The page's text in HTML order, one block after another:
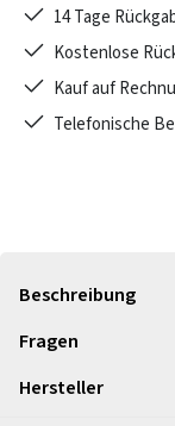
14 Tage
Kostenlose
Kauf auf
Telefonische
Beschreibung
Fragen
Hersteller